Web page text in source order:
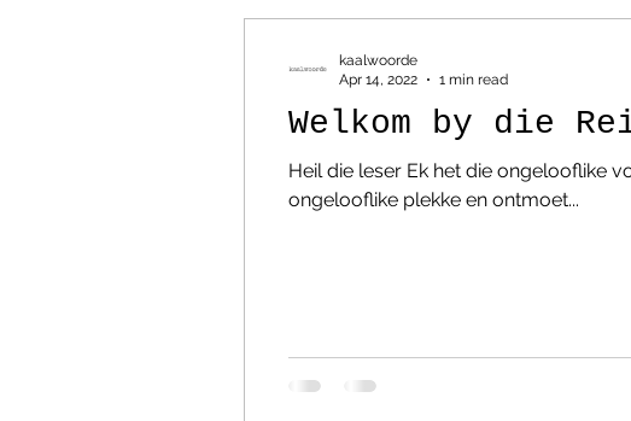
Welkom by die
Heil die leser Ek het die ongelooflike
ongelooflike plekke en ontmoet...
kaalwoorde
Apr 14, 2022
1 min read